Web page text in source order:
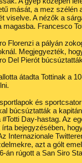
mását, a mez szélén
viselve. A nézők a
magasba. Francesco
Florenzi a pályán
Megjegyezték,
Del Pierót
átadta Tottinak a
és
búcsúztatták a
#Totti Day-hastag. Az
bejegyzésében,
Internazionale
azt a gólt
án rúgott a San Siro